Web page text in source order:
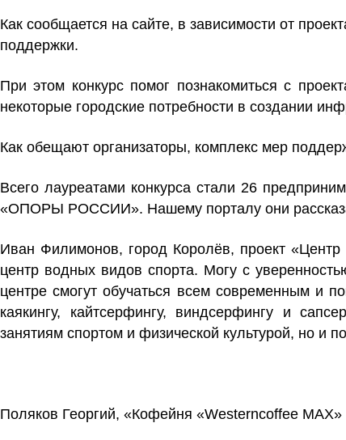
Как сообщается на сайте, в зависимости от
поддержки.
При этом конкурс помог познакомиться с
некоторые городские потребности в создании
Как обещают организаторы, комплекс мер
Всего лауреатами конкурса стали 26
«ОПОРЫ РОССИИ». Нашему порталу они
Иван Филимонов, город Королёв, проект
центр водных видов спорта. Могу с
центре смогут обучаться всем современным и
каякингу, кайтсерфингу, виндсерфингу и
занятиям спортом и физической культурой, но и
Поляков Георгий, «Кофейня «Westerncoffee